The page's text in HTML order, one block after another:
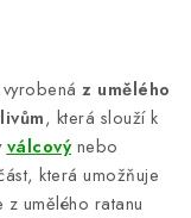
z umělého
, která slouží k
válcovýnebo
která umožňuje
umělého ratanu